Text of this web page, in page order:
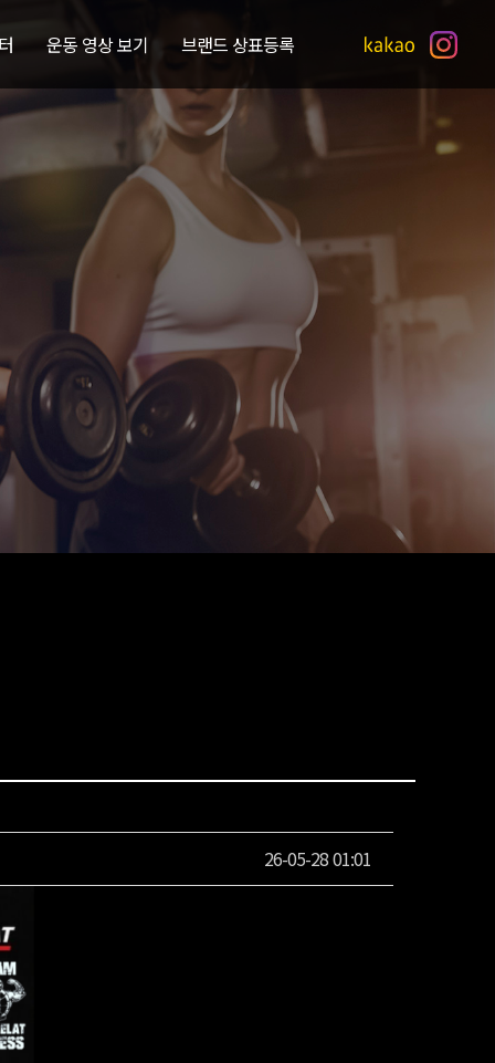
운동 영상 보기 브랜드 상표등록
26-05-28 01:01